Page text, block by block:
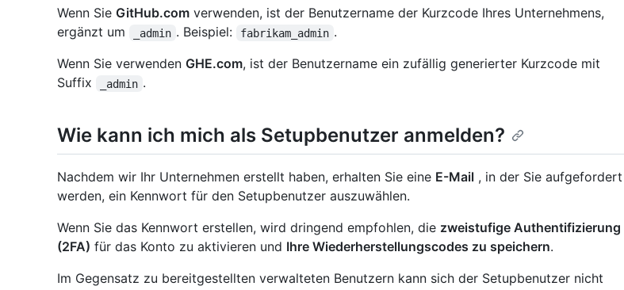
Wenn Sie GitHub.com verwenden, ist der Benutzername der Kurzcode Ihres Unternehmens,
ergänzt um
_admin . Beispiel: fabrikam_admin .
Wenn Sie verwenden GHE.com, ist der Benutzername ein zufällig generierter Kurzcode mit
Suffix
_admin .
Wie kann ich mich als Setupbenutzer anmelden?
Nachdem wir Ihr Unternehmen erstellt haben, erhalten Sie eine E-Mail , in der Sie aufgefordert
werden, ein Kennwort für den Setupbenutzer auszuwählen.
Wenn Sie das Kennwort erstellen, wird dringend empfohlen, die zweistufige Authentifizierung
(2FA) für das Konto zu aktivieren und Ihre Wiederherstellungscodes zu speichern.
Im Gegensatz zu bereitgestellten verwalteten Benutzern kann sich der Setupbenutzer nicht